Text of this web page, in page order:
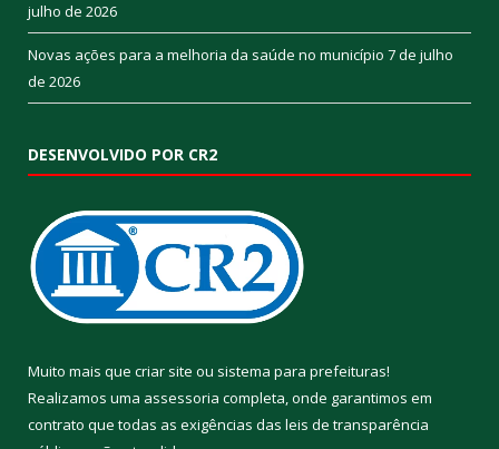
julho de 2026
Novas ações para a melhoria da saúde no município 7 de julho
de 2026
DESENVOLVIDO POR CR2
Muito mais que criar site ou sistema para prefeituras!
Realizamos uma assessoria completa, onde garantimos em
contrato que todas as exigências das leis de transparência